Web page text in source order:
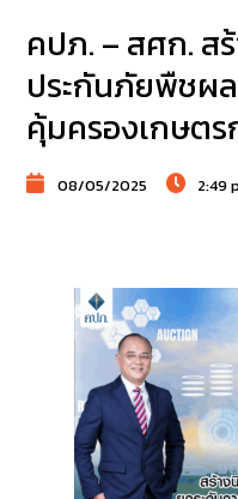
คปภ. – สศก. ส
ประกันภัยพืชผ
คุ้มครองเกษตร
08/05/2025 2:49